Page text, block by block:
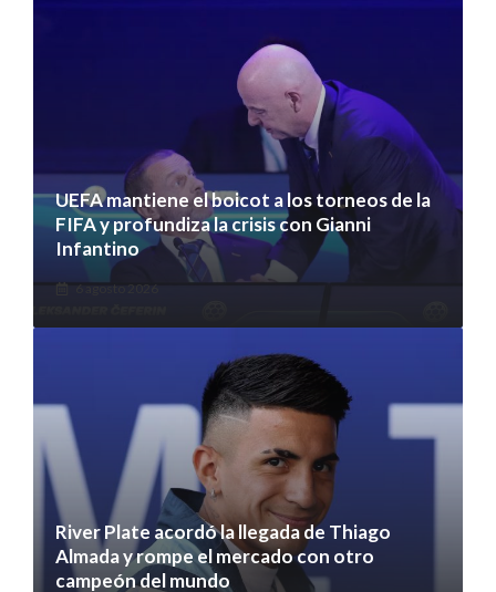
UEFA mantiene el boicot a los torneos de la
FIFA y profundiza la crisis con Gianni
Infantino
6 agosto 2026
River Plate acordó la llegada de Thiago
Almada y rompe el mercado con otro
campeón del mundo